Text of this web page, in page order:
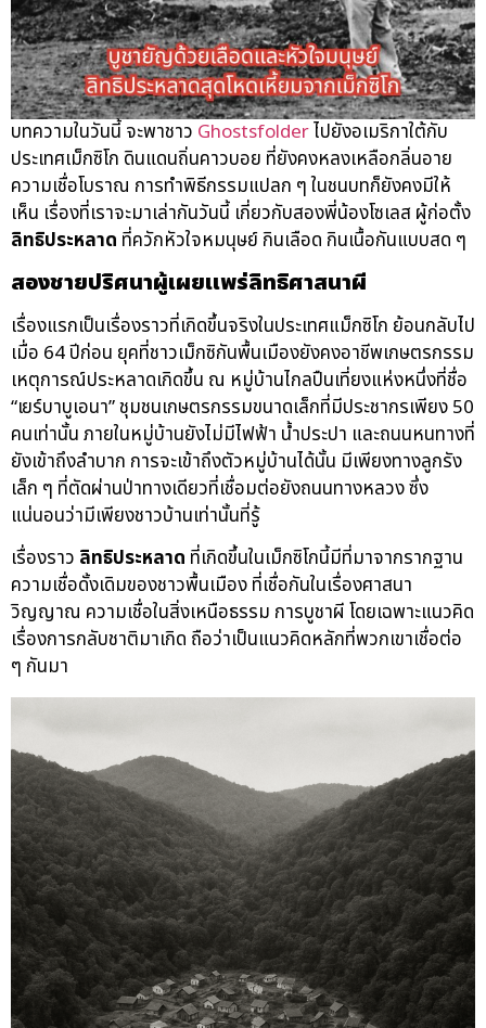
บทความในวันนี้ จะพาชาว Ghostsfolderไปยังอเมริกาใต้กับ
ประเทศเม็กซิโก ดินแดนถิ่นคาวบอย ที่ยังคงหลงเหลือกลิ่นอาย
ความเชื่อโบราณ การทำพิธีกรรมแปลก ๆ ในชนบทก็ยังคงมีให้
เห็น เรื่องที่เราจะมาเล่ากันวันนี้ เกี่ยวกับสองพี่น้องโซเลส ผู้ก่อตั้ง
ลิทธิประหลาด ที่ควักหัวใจหมนุษย์ กินเลือด กินเนื้อกันแบบสด ๆ
สองชายปริศนาผู้เผยแพร่ลิทธิศาสนาผี
เรื่องแรกเป็นเรื่องราวที่เกิดขึ้นจริงในประเทศแม็กซิโก ย้อนกลับไป
เมื่อ 64 ปีก่อน ยุคที่ชาวเม็กซิกันพื้นเมืองยังคงอาชีพเกษตรกรรม
เหตุการณ์ประหลาดเกิดขึ้น ณ หมู่บ้านไกลปืนเที่ยงแห่งหนึ่งที่ชื่อ
“เยร์บาบูเอนา” ชุมชนเกษตรกรรมขนาดเล็กที่มีประชากรเพียง 50
คนเท่านั้น ภายในหมู่บ้านยังไม่มีไฟฟ้า น้ำประปา และถนนหนทางที่
ยังเข้าถึงลำบาก การจะเข้าถึงตัวหมู่บ้านได้นั้น มีเพียงทางลูกรัง
เล็ก ๆ ที่ตัดผ่านป่าทางเดียวที่เชื่อมต่อยังถนนทางหลวง ซึ่ง
แน่นอนว่ามีเพียงชาวบ้านเท่านั้นที่รู้
เรื่องราว ลิทธิประหลาด ที่เกิดขึ้นในเม็กซิโกนี้มีที่มาจากรากฐาน
ความเชื่อดั้งเดิมของชาวพื้นเมือง ที่เชื่อกันในเรื่องศาสนา
วิญญาณ ความเชื่อในสิ่งเหนือธรรม การบูชาผี โดยเฉพาะแนวคิด
เรื่องการกลับชาติมาเกิด ถือว่าเป็นแนวคิดหลักที่พวกเขาเชื่อต่อ
ๆ กันมา